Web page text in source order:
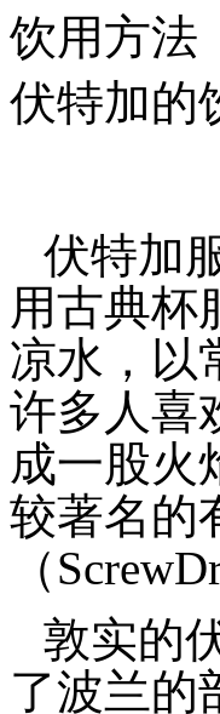
饮用方法
伏特加的
伏特加
用古典杯
凉水，以
许多人喜
成一股火
较著名的
（
敦实的
了波兰的